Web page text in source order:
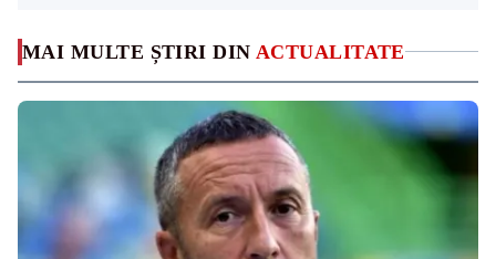
MAI MULTE ȘTIRI DIN ACTUALITATE